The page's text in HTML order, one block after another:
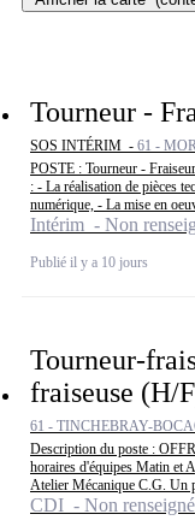
Tourneur -
SOS INTÉRIM - 61 -
POSTE : Tourneur -
: - La réalisation de pièces
numérique, - La mise en
Intérim - Non
Publié il y a 10 jours
Tourneur-
fraiseuse (H/
61 - TINCHEBRAY-
Description du poste :
horaires d'équipes Matin et
Atelier Mécanique C.G. Un
CDI - Non renseigné